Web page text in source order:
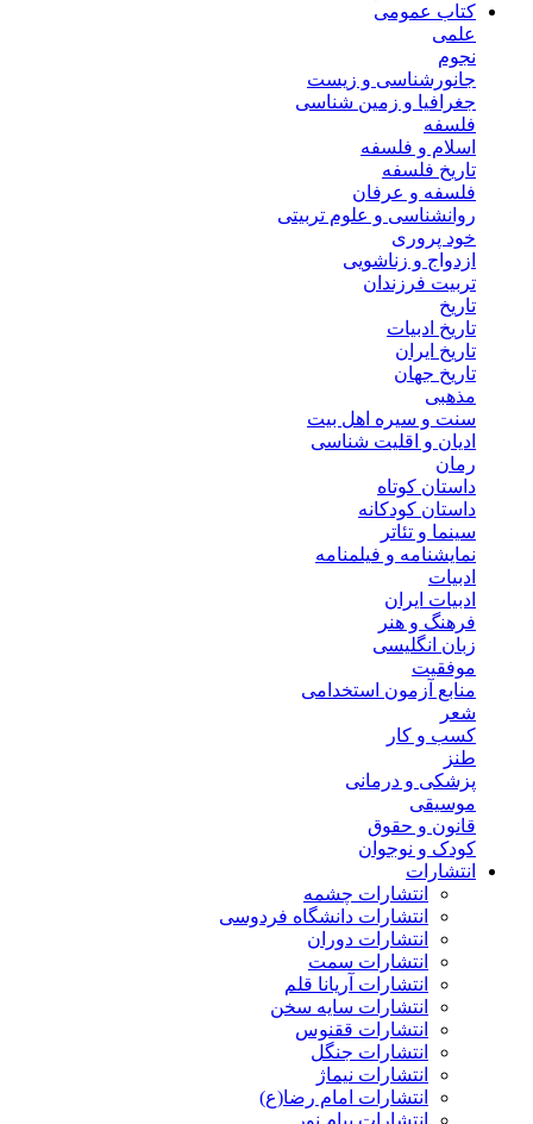
کتاب عمومی
علمی
نجوم
جانورشناسی و زیست
جغرافیا و زمین شناسی
فلسفه
اسلام و فلسفه
تاریخ فلسفه
فلسفه و عرفان
روانشناسی و علوم تربیتی
خود پروری
ازدواج و زناشویی
تربیت فرزندان
تاریخ
تاریخ ادبیات
تاریخ ایران
تاریخ جهان
مذهبی
سنت و سیره اهل بیت
ادیان و اقلیت شناسی
رمان
داستان کوتاه
داستان کودکانه
سینما و تئاتر
نمایشنامه و فیلمنامه
ادبیات
ادبیات ایران
فرهنگ و هنر
زبان انگلیسی
موفقیت
منابع آزمون استخدامی
شعر
کسب و کار
طنز
پزشکی و درمانی
موسیقی
قانون و حقوق
کودک و نوجوان
انتشارات
انتشارات چشمه
انتشارات دانشگاه فردوسی
انتشارات دوران
انتشارات سمت
انتشارات آریانا قلم
انتشارات سایه سخن
انتشارات ققنوس
انتشارات جنگل
انتشارات نیماژ
انتشارات امام رضا(ع)
انتشارات پیام نور